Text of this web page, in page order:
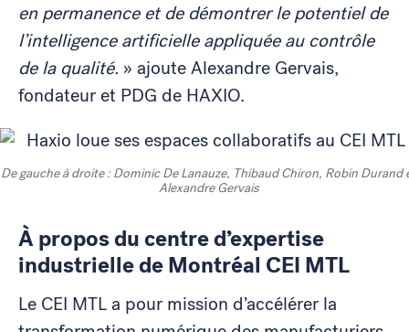
en permanence et de démontrer le potentiel de
l’intelligence artificielle appliquée au contrôle
de la qualité. » ajoute Alexandre Gervais,
fondateur et PDG de HAXIO.
De gauche à droite : Dominic De Lanauze, Thibaud Chiron, Robin Durand
Alexandre Gervais
À propos du centre d’expertise
industrielle de Montréal CEI MTL
Le CEI MTL a pour mission d’accélérer la